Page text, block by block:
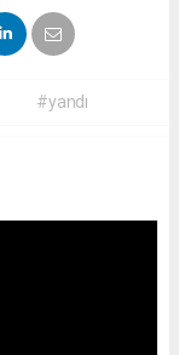
#yandı